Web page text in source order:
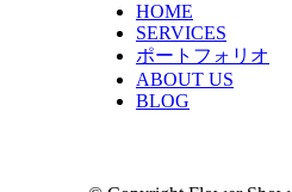
HOME
SERVICES
ポートフォリオ
ABOUT US
BLOG